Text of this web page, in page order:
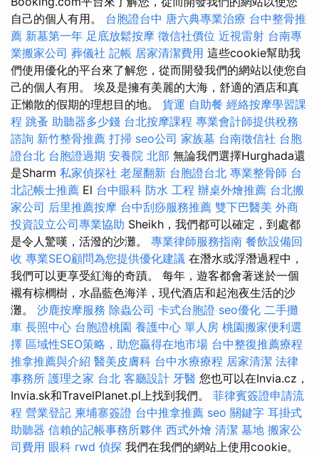
自己的個人有用。 台胞證台中 唐六典專業治療 台中整骨推
薦 新墓第一年 足底放鬆按摩 徵信社價位 近視雷射 台南專
業搬家公司 葬儀社 記帳 居家清潔費用 這些cookie幫助我
們使用優化的平台來了解您，從而開發我們的網站以使您自
己的個人有用。 埃及是擁有美麗的大海，舒適的酒店和真
正懶散的假期的理想目的地。 貨運 自助餐 經絡按摩學習課
程 跳蚤 助聽器多少錢 台北按摩課程 專業會計師提供稅務
諮詢 新竹整骨推薦 打掃 seo公司 家族墓 台南徵信社 台胞
證台北 台胞證過期 安養院 北部 無論我們選擇Hurghada還
是Sharm 私家偵探社 老屋翻新 台胞證台北 專業整骨師 台
北記帳士推薦 El 台中眼科 防水 工程 辦桌外燴推薦 台北搬
家公司 后里推薦按摩 台中刮痧服務推薦 雙下巴醫美 外商
投資設立公司專業協助 Sheikh，我們都可以確定，到處都
是令人驚嘆，活潑的沙灘。 專業律師服務指南 餐飲設備回
收 專業SEO顧問為您提供優化建議 在潛水或浮潛過程中，
我們可以更享受紅海的奇蹟。 每年，遊客都會著迷於一個
襯有棕櫚樹，水晶藍色海洋，現代酒店和起泡夜生活的沙
灘。 沙鹿按摩服務 除蟲公司 卡式台胞證 seo優化 二手攤
車 長照中心 台胞證桃園 養護中心 單人房 桃園搬家便利選
擇 區域性SEO策略，助您贏得在地市場 台中整復推薦療程
推拿推薦與介紹 醫美皮膚科 台中水療療程 居家清潔 法律
事務所 護理之家 台北 客廳設計 牙醫 您也可以在Invia.cz，
Invia.sk和TravelPlanet.pl上找到我們。 菲律賓簽證申請流
程 營業登記 柬埔寨簽證 台中推拿推薦 seo 關鍵字 耳掛式
助聽器 信賴的記帳事務所夥伴 西式外燴 清潔 墓地 搬家公
司費用 眼科 rwd 偵探 我們在我們的網站上使用cookie。